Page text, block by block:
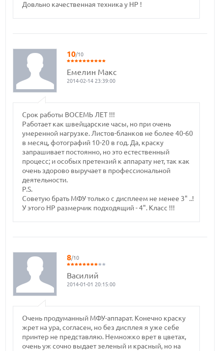
Довльно качественная техника у НР !
10/10
Емелин Макс
2014-02-14 23:39:00
Срок работы ВОСЕМЬ ЛЕТ !!!
Работает как швейцарские часы, но при очень
умеренной нагрузке. Листов-бланков не более 40-60
в месяц, фотографий 10-20 в год. Да, краску
запрашивает постоянно, но это естественный
процесс; и особых претензий к аппарату нет, так как
очень здорово выручает в профессиональной
деятельности.
P.S.
Советую брать МФУ только с дисплеем не менее 3" ..!
У этого НР размерчик подходящий - 4". Класс !!!
8/10
Василий
2014-01-01 20:15:00
Очень продуманный МФУ-аппарат. Конечно краску
жрет на ура, согласен, но без дисплея я уже себе
принтер не представляю. Немножко врет в цветах,
очень уж сочно выдает зеленый и красный, но на